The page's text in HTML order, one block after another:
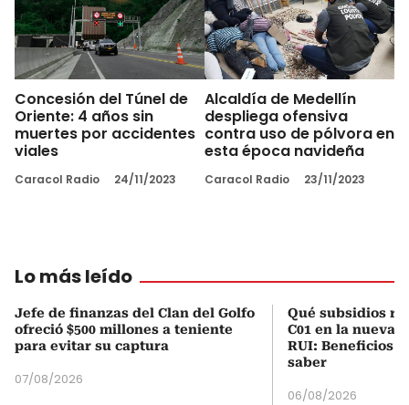
Concesión del Túnel de
Oriente: 4 años sin
muertes por accidentes
viales
Caracol Radio 24/11/2023
Alcaldía de Medellín
despliega ofensiva
contra uso de pólvora en
esta época navideña
Caracol Radio 23/11/2023
Lo más leído
Jefe de finanzas del Clan del Golfo
ofreció $500 millones a teniente
para evitar su captura
07/08/2026
Qué subsidios
C01 en la nueva
RUI: Beneficios
saber
06/08/2026